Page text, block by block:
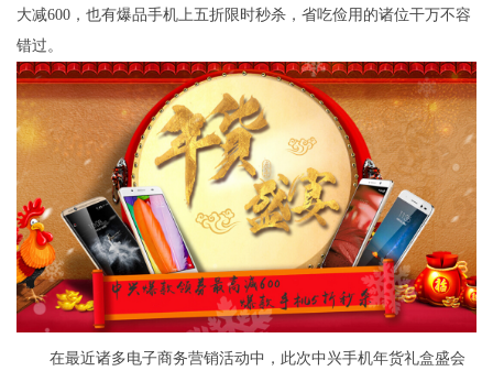
大减600，也有爆品手机上五折限时秒杀，省吃俭用的诸位干万不容
错过。
在最近诸多电子商务营销活动中，此次中兴手机年货礼盒盛会